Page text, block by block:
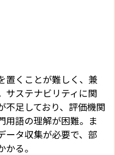
置くことが難しく、兼
サステナビリティに関
不足しており、評価機関
用語の理解が困難。ま
ータ収集が必要で、部
る。